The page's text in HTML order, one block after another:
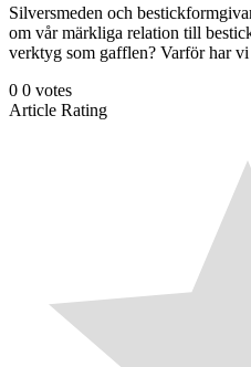
Silversmeden och
om vår märkliga relation till
verktyg som gafflen? Varför har vi
0 0 votes
Article Rating